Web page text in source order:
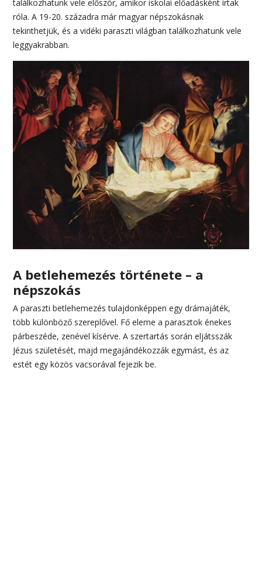
találkozhatunk vele először, amikor iskolai előadásként írtak
róla. A 19-20. századra már magyar népszokásnak
tekinthetjük, és a vidéki paraszti világban találkozhatunk vele
leggyakrabban.
A betlehemezés története – a
népszokás
A paraszti betlehemezés tulajdonképpen egy drámajáték,
több különböző szereplővel. Fő eleme a parasztok énekes
párbeszéde, zenével kísérve. A szertartás során eljátsszák
Jézus születését, majd megajándékozzák egymást, és az
estét egy közös vacsorával fejezik be.